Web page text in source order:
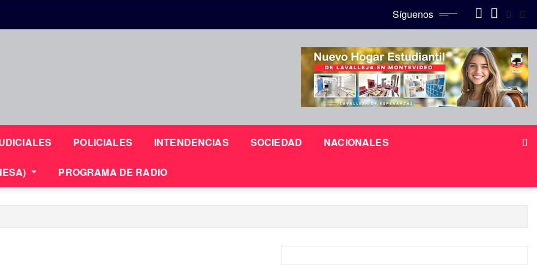
Síguenos
POLICIALES INTENDENCIAS SOCIEDAD NACIONALES
PROGRAMA DE RADIO